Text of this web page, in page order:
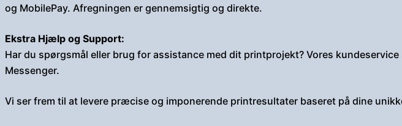
og MobilePay. Afregningen er gennemsigtig og direkte.
Ekstra Hjælp og Support:
Har du spørgsmål eller brug for assistance med dit printprojekt? Vores
Messenger.
Vi ser frem til at levere præcise og imponerende printresultater baseret på dine